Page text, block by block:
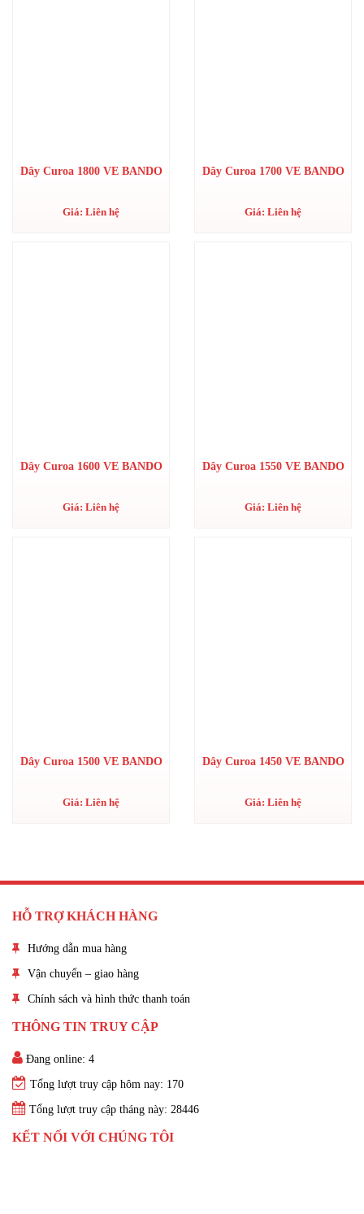
Dây Curoa 1800 VE BANDO
Giá: Liên hệ
Dây Curoa 1700 VE BANDO
Giá: Liên hệ
Dây Curoa 1600 VE BANDO
Giá: Liên hệ
Dây Curoa 1550 VE BANDO
Giá: Liên hệ
Dây Curoa 1500 VE BANDO
Giá: Liên hệ
Dây Curoa 1450 VE BANDO
Giá: Liên hệ
HỖ TRỢ KHÁCH HÀNG
Hướng dẫn mua hàng
Vận chuyển – giao hàng
Chính sách và hình thức thanh toán
THÔNG TIN TRUY CẬP
Đang online: 4
Tổng lượt truy cập hôm nay: 170
Tổng lượt truy cập tháng này: 28446
KẾT NỐI VỚI CHÚNG TÔI